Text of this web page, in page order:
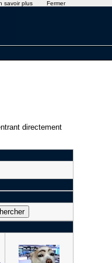
directement
savoir plus Fermer